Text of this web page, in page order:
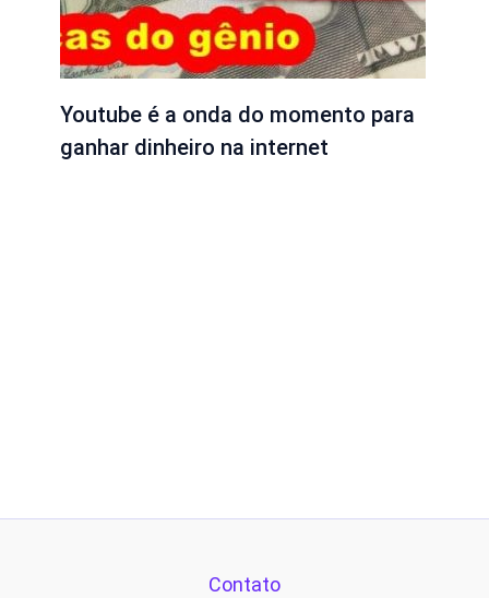
Youtube é a onda do momento para
ganhar dinheiro na internet
Contato